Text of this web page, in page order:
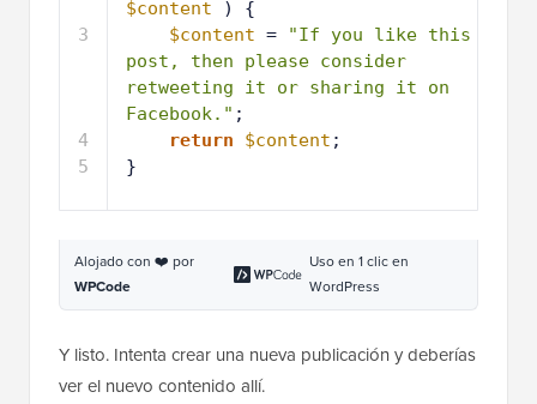
3
4
5
$content
) {
$content =
"If you like this
post, then please consider
retweeting it or sharing it on
Facebook." ;
return
$content ;
}
WPCode
WordPress
ver el nuevo contenido allí.